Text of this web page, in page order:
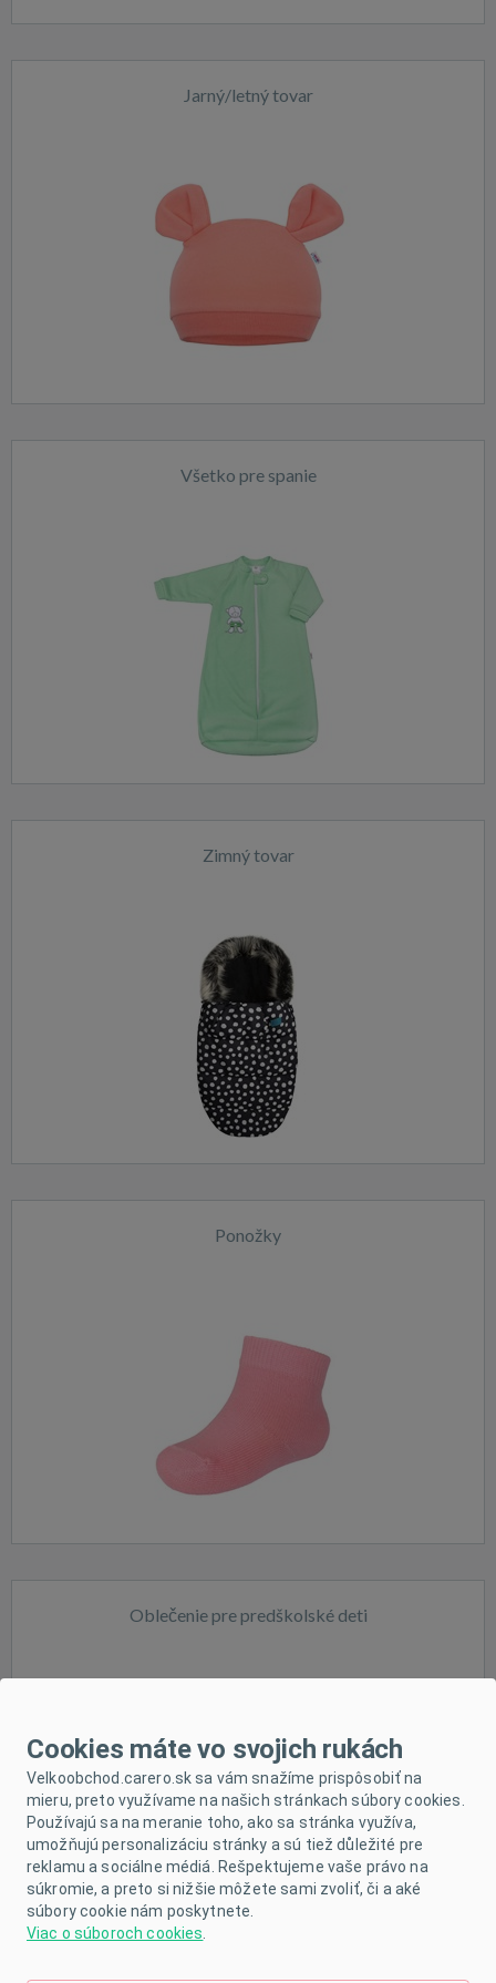
Jarný/letný tovar
Všetko pre spanie
Zimný tovar
Ponožky
Oblečenie pre predškolské deti
Cookies máte vo svojich rukách
Velkoobchod.carero.sk sa vám snažíme prispôsobiť na
mieru, preto využívame na našich stránkach súbory cookies.
Používajú sa na meranie toho, ako sa stránka využíva,
umožňujú personalizáciu stránky a sú tiež důležité pre
reklamu a sociálne médiá. Rešpektujeme vaše právo na
súkromie, a preto si nižšie môžete sami zvoliť, či a aké
súbory cookie nám poskytnete.
Viac o súboroch cookies